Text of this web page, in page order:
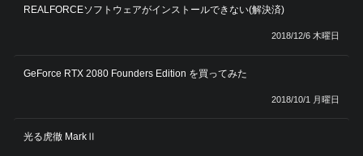
REALFORCEソフトウェアがインストールできない(解決済)
2018/12/6 木曜日
GeForce RTX 2080 Founders Edition を買ってみた
2018/10/1 月曜日
光る虎徹 MarkⅡ